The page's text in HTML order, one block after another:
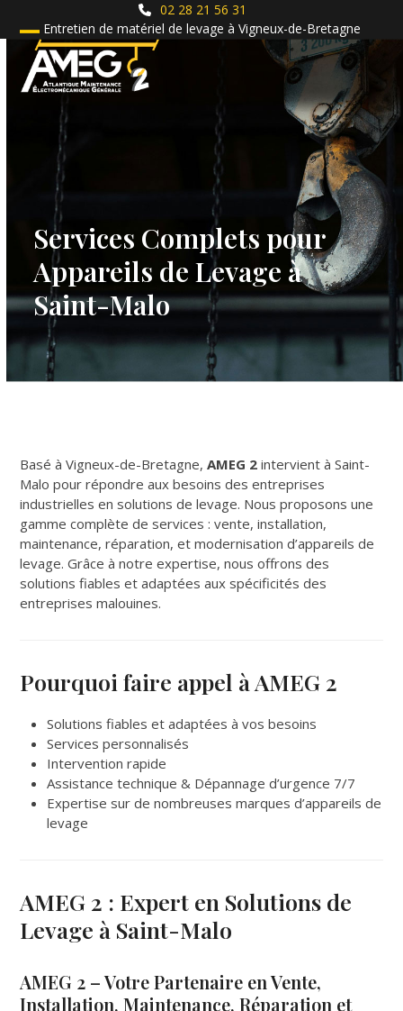
content
02 28 21 56 31
Entretien de matériel de levage à Vigneux-de-Bretagne
Open
mobile
menu
Close
mobile
menu
Services Complets pour
Appareils de Levage à
Saint-Malo
Basé à Vigneux-de-Bretagne,AMEG 2 intervient à Saint-
Malo pour répondre aux besoins des entreprises
industrielles en solutions de levage. Nous proposons une
gamme complète de services : vente, installation,
maintenance, réparation, et modernisation d’appareils de
levage. Grâce à notre expertise, nous offrons des
solutions fiables et adaptées aux spécificités des
entreprises malouines.
Pourquoi faire appel à AMEG 2
Solutions fiables et adaptées à vos besoins
Services personnalisés
Intervention rapide
Assistance technique & Dépannage d’urgence 7/7
Expertise sur de nombreuses marques d’appareils de
levage
AMEG 2 : Expert en Solutions de
Levage à Saint-Malo
AMEG 2 – Votre Partenaire en Vente,
Installation, Maintenance, Réparation et